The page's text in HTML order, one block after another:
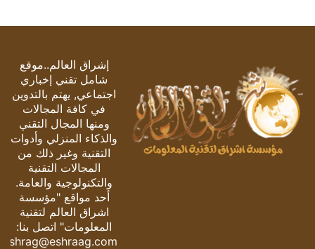
إشراق العالم..موقع
شامل تقني إخباري
اجتماعي, يهتم بالتدوين
في كافة المجالات
ومنها المجال التقني
والذكاء المنزلي وأدوات
التقنية وغير ذلك من
المجالات التقنية
والتكنولوجية والعامة.
أحد مواقع "مؤسسة
اشراق العالم لتقنية
المعلومات" اتصل بنا:
eshrag@eshraag.com